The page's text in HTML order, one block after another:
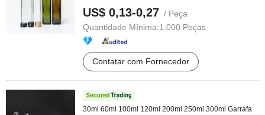
US$ 0,13-0,27 / Peça
Quantidade Mínima:1.000 Peças
Contatar com Fornecedor
30ml 60ml 100ml 120ml 200ml 250ml 300ml Garrafa